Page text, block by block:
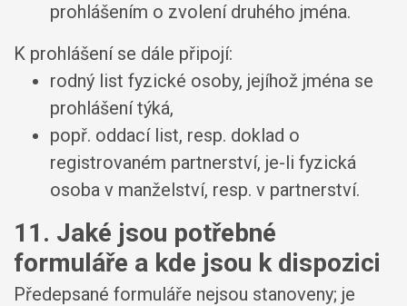
prohlášením o zvolení druhého jména.
K prohlášení se dále připojí:
rodný list fyzické osoby, jejíhož jména se
prohlášení týká,
popř. oddací list, resp. doklad o
registrovaném partnerství, je-li fyzická
osoba v manželství, resp. v partnerství.
11. Jaké jsou potřebné
formuláře a kde jsou k dispozici
Předepsané formuláře nejsou stanoveny; je